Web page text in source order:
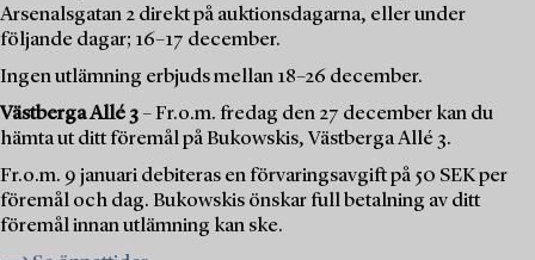
Arsenalsgatan 2 direkt på auktionsdagarna, eller under
följande dagar; 16–17 december.
Ingen utlämning erbjuds mellan 18–26 december.
Västberga Allé 3– Fr.o.m. fredag den 27 december kan du
hämta ut ditt föremål på Bukowskis, Västberga Allé 3.
Fr.o.m. 9 januari debiteras en förvaringsavgift på 50 SEK per
föremål och dag. Bukowskis önskar full betalning av ditt
föremål innan utlämning kan ske.